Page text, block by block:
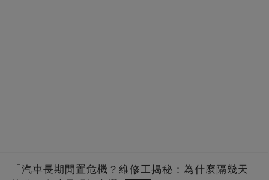
「汽車長期閒置危機？維修工揭秘：為什麼隔幾天